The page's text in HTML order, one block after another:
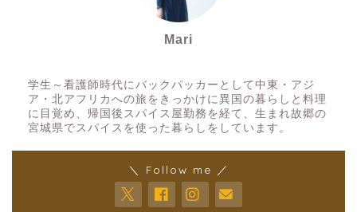
Mari
学生～看護師時代にバックパッカーとして中東・アジ
ア・北アフリカへの旅をきっかけに異国の暮らしと料理
に目覚め、帰国後スパイス屋勤務を経て、生まれ故郷の
宮城県でスパイスを使った暮らしをしています。
＼ Follow me ／